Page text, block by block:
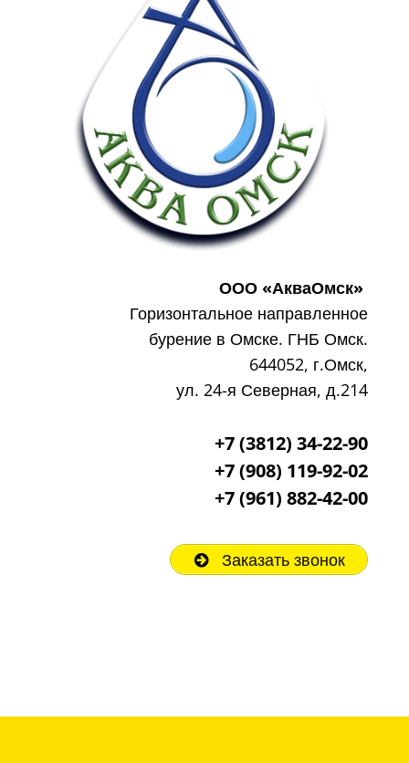
ООО «АкваОмск»
Горизонтальное направленное
бурение в Омске. ГНБ Омск.
644052, г.Омск,
ул. 24-я Северная, д.214
+7 (3812) 34-22-90
+7 (908) 119-92-02
+7(961) 882-42-00
Заказать звонок